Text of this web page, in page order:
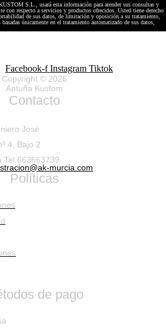
S.L., usará esta información para atender sus consultas y
con respecto a servicios y productos ofrecidos. Usted tiene derecho
de sus datos, de limitación y oposición a su tratamiento,
únicamente en el tratamiento automatizado de sus datos,
Facebook-f Instagram Tiktok
Copyright © 2026
Antuña Kustom
Contacto
José
4, Bajo 2
Tel.663663739
murcia.com
Políticas
de pago